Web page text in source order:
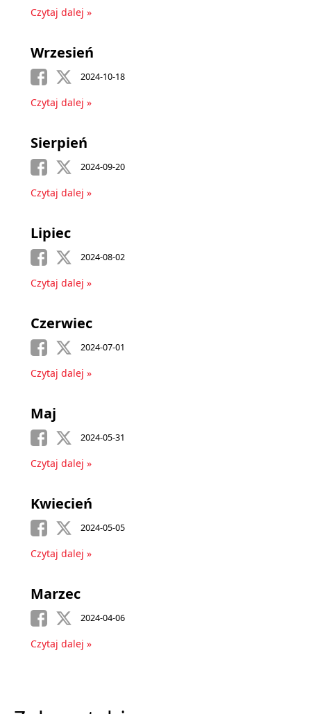
Czytaj dalej »
Wrzesień
2024-10-18
Czytaj dalej »
Sierpień
2024-09-20
Czytaj dalej »
Lipiec
2024-08-02
Czytaj dalej »
Czerwiec
2024-07-01
Czytaj dalej »
Maj
2024-05-31
Czytaj dalej »
Kwiecień
2024-05-05
Czytaj dalej »
Marzec
2024-04-06
Czytaj dalej »